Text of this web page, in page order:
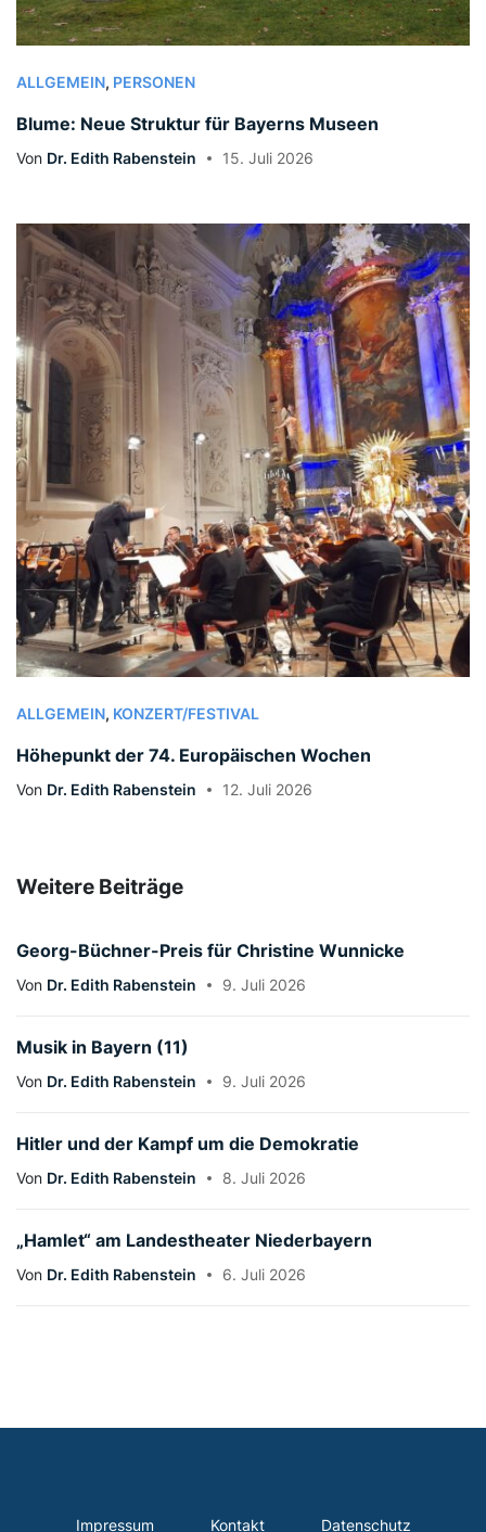
ALLGEMEIN, PERSONEN
Blume: Neue Struktur für Bayerns Museen
Von Dr. Edith Rabenstein 15. Juli 2026
ALLGEMEIN, KONZERT/FESTIVAL
Höhepunkt der 74. Europäischen Wochen
Von Dr. Edith Rabenstein 12. Juli 2026
Weitere Beiträge
Georg-Büchner-Preis für Christine Wunnicke
Von Dr. Edith Rabenstein 9. Juli 2026
Musik in Bayern (11)
Von Dr. Edith Rabenstein 9. Juli 2026
Hitler und der Kampf um die Demokratie
Von Dr. Edith Rabenstein 8. Juli 2026
„Hamlet“ am Landestheater Niederbayern
Von Dr. Edith Rabenstein 6. Juli 2026
Impressum Kontakt Datenschutz